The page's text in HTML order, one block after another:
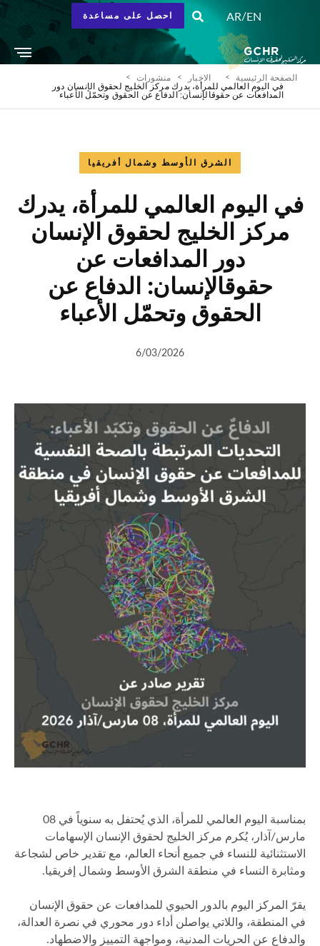
EN
/
AR احصل على مساعدة
الصفحة الرئيسية الاخبار
منشورات
في اليوم العالمي للمرأة، يدرك مركز الخليج لحقوق الإنسان دور
المدافعات عن حقوقالإنسان: الدفاع عن الحقوق وتحمّل الأعباء
الشرق الأوسط وشمال أفريقيا
في اليوم العالمي للمرأة، يدرك
مركز الخليج لحقوق الإنسان
دور المدافعات عن
حقوقالإنسان: الدفاع عن
الحقوق وتحمّل الأعباء
6/03/2026
بمناسبة اليوم العالمي للمرأة، الذي يُحتفل به سنوياً في 08
مارس/آذار، يُكرم مركز الخليج لحقوق الإنسان الإسهامات
الاستثنائية للنساء في جميع أنحاء العالم، مع تقدير خاص لشجاعة
ومثابرة النساء في منطقة الشرق الأوسط وشمال إفريقيا.
يقرّ المركز اليوم بالدور الحيوي للمدافعات عن حقوق الإنسان
في المنطقة، واللاتي يواصلن أداء دور محوري في نصرة العدالة،
والدفاع عن الحريات المدنية، ومواجهة التمييز والاضطهاد.